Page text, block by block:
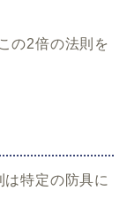
の2倍の法則を
特定の防具に